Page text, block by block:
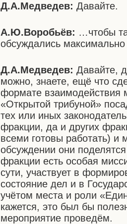
Д.А.Медведев: Давайте.
А.Ю.Воробьёв: …чтобы
обсуждались
Д.А.Медведев:Давайте,
можно, знаете, ещё что
формате взаимодействия
«Открытой трибуной»
тех или иных
фракции, да и других
всеми готовы работать)
обсуждении они
фракции есть особая
сути, участвует в
состояние дел и в
учётом места и роли
кажется, это был бы
мероприятие проведём.